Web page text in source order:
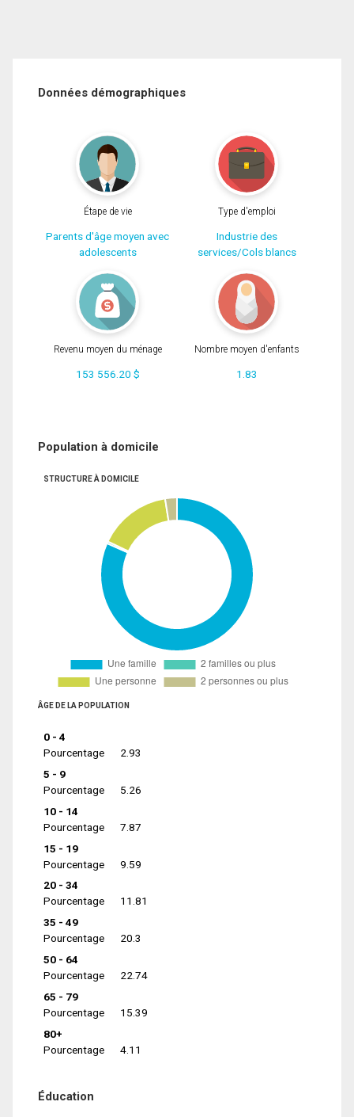
Données démographiques
Étape de vie
Parents d'âge moyen avec
adolescents
Type d'emploi
Industrie des
services/Cols blancs
Revenu moyen du ménage
153 556.20 $
Nombre moyen d'enfants
1.83
Population à domicile
STRUCTURE À DOMICILE
ÂGE DE LA POPULATION
0 - 4
Pourcentage
2.93
5 - 9
Pourcentage
5.26
10 - 14
Pourcentage
7.87
15 - 19
Pourcentage
9.59
20 - 34
Pourcentage
11.81
35 - 49
Pourcentage
20.3
50 - 64
Pourcentage
22.74
65 - 79
Pourcentage
15.39
80+
Pourcentage
4.11
Éducation